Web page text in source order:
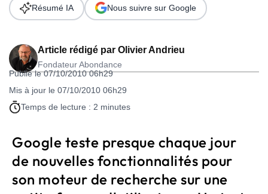
Article rédigé par Olivier Andrieu
Fondateur Abondance
Publié le 07/10/2010 06h29
Mis à jour le 07/10/2010 06h29
Temps de lecture : 2 minutes
Résumé IA Nous suivre sur Google
Google teste presque chaque jour
de nouvelles fonctionnalités pour
son moteur de recherche sur une